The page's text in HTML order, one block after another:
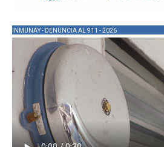
INMUNAY - DENUNCIA AL 911 - 2026